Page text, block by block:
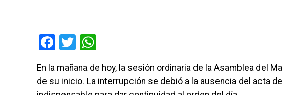
Facebook
Twitter
En la mañana de hoy, la sesión ordinaria de la Asamblea del
de su inicio. La interrupción se debió a la ausencia del acta